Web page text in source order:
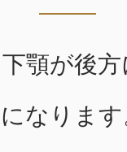
下顎が後
なりま